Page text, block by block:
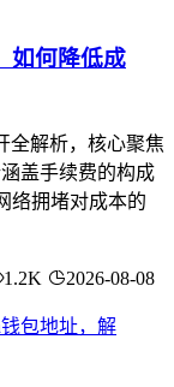
如何降低成
全解析，核心聚焦
盖手续费的构成
络拥堵对成本的
1.2K 2026-08-08